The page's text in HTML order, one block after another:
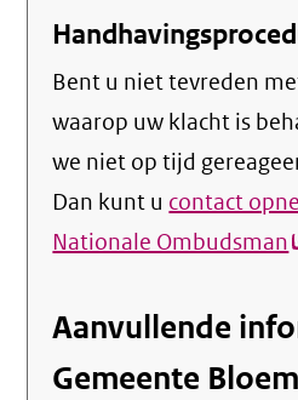
Bent u niet tevreden
waarop uw klacht is
we niet op tijd
Dan kunt u contact
Nationale Ombudsman
Aanvullende
Gemeente